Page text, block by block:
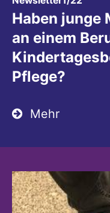
Haben junge
an einem
Pflege?
Mehr